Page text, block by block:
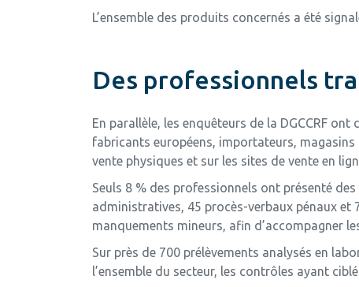
L’ensemble des produits concernés a été
Des professionnels
En parallèle, les enquêteurs de la DGCCRF
fabricants européens, importateurs,
vente physiques et sur les sites de vente en
Seuls 8 % des professionnels ont présenté
administratives, 45 procès-verbaux pénaux et
manquements mineurs, afin d’accompagner
Sur près de 700 prélèvements analysés en
l’ensemble du secteur, les contrôles ayant